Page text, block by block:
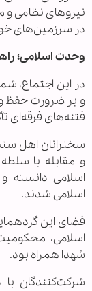
نیروهای نظامی و
در سرزمین‌های
وحدت اسلامی؛
در این اجتماع،
و بر ضرورت حفظ
فتنه‌های فرقه‌ای
سخنرانان اهل
و مقابله با
اسلامی دانسته
اسلامی شدند.
فضای این
اسلامی،
شهدا همراه بود.
شرکت‌کنندگان